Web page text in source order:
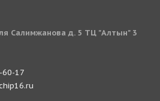
Салимжанова д. 5 ТЦ "Алтын" 3
60-17